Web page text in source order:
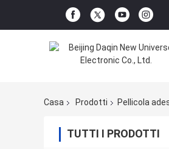
Casa Prodotti Pellicola
TUTTI I PRODOTTI